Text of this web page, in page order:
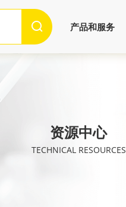
资源中心
TECHNICAL RESOURCES
产品和服务